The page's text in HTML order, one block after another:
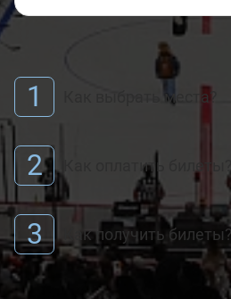
1 Как выбрать места?
2 Как оплатить
3 Как получить билеты?